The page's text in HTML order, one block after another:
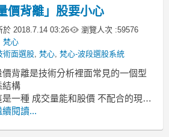
的事
價背離」股要小心
於 2018.7.14 03:26 瀏覽人次 :59576
梵心
術面選股, 梵心, 梵心-波段選股系統
價背離是技術分析裡面常見的一個型
結構
是一種 成交量能和股價 不配合的現
，透露出方向即將改變 或 出現轉折的
續閱讀...